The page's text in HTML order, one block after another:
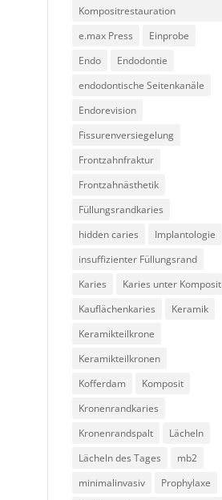
Kompositrestauration
e.max Press
Einprobe
Endo
Endodontie
endodontische Seitenkanäle
Endorevision
Fissurenversiegelung
Frontzahnfraktur
Frontzahnästhetik
Füllungsrandkaries
hidden caries
Implantologie
insuffizienter Füllungsrand
Karies
Karies unter Komposit
Kauflächenkaries
Keramik
Keramikteilkrone
Keramikteilkronen
Kofferdam
Komposit
Kronenrandkaries
Kronenrandspalt
Lächeln
Lächeln des Tages
mb2
minimalinvasiv
Prophylaxe